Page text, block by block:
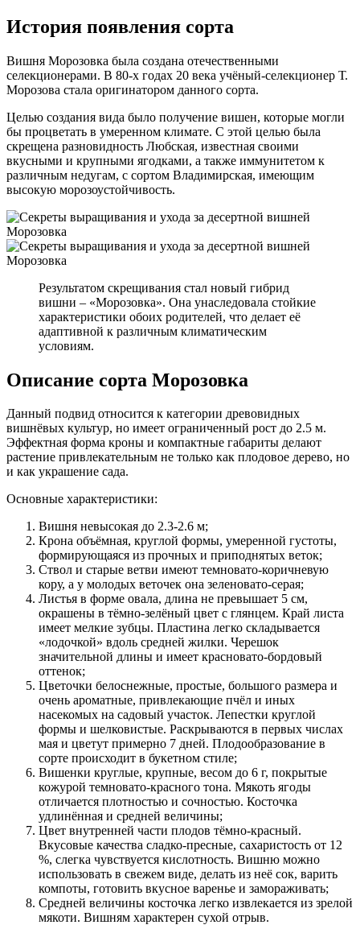
История появления сорта
Вишня Морозовка была создана отечественными
селекционерами. В 80-х годах 20 века учёный-селекционер Т.
Морозова стала оригинатором данного сорта.
Целью создания вида было получение вишен, которые могли
бы процветать в умеренном климате. С этой целью была
скрещена разновидность Любская, известная своими
вкусными и крупными ягодками, а также иммунитетом к
различным недугам, с сортом Владимирская, имеющим
высокую морозоустойчивость.
Результатом скрещивания стал новый гибрид
вишни – «Морозовка». Она унаследовала стойкие
характеристики обоих родителей, что делает её
адаптивной к различным климатическим
условиям.
Описание сорта Морозовка
Данный подвид относится к категории древовидных
вишнёвых культур, но имеет ограниченный рост до 2.5 м.
Эффектная форма кроны и компактные габариты делают
растение привлекательным не только как плодовое дерево, но
и как украшение сада.
Основные характеристики:
Вишня невысокая до 2.3-2.6 м;
Крона объёмная, круглой формы, умеренной густоты,
формирующаяся из прочных и приподнятых веток;
Ствол и старые ветви имеют темновато-коричневую
кору, а у молодых веточек она зеленовато-серая;
Листья в форме овала, длина не превышает 5 см,
окрашены в тёмно-зелёный цвет с глянцем. Край листа
имеет мелкие зубцы. Пластина легко складывается
«лодочкой» вдоль средней жилки. Черешок
значительной длины и имеет красновато-бордовый
оттенок;
Цветочки белоснежные, простые, большого размера и
очень ароматные, привлекающие пчёл и иных
насекомых на садовый участок. Лепестки круглой
формы и шелковистые. Раскрываются в первых числах
мая и цветут примерно 7 дней. Плодообразование в
сорте происходит в букетном стиле;
Вишенки круглые, крупные, весом до 6 г, покрытые
кожурой темновато-красного тона. Мякоть ягоды
отличается плотностью и сочностью. Косточка
удлинённая и средней величины;
Цвет внутренней части плодов тёмно-красный.
Вкусовые качества сладко-пресные, сахаристость от 12
%, слегка чувствуется кислотность. Вишню можно
использовать в свежем виде, делать из неё сок, варить
компоты, готовить вкусное варенье и замораживать;
Средней величины косточка легко извлекается из зрелой
мякоти. Вишням характерен сухой отрыв.